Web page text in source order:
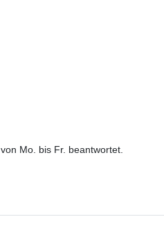
Mo. bis Fr. beantwortet.